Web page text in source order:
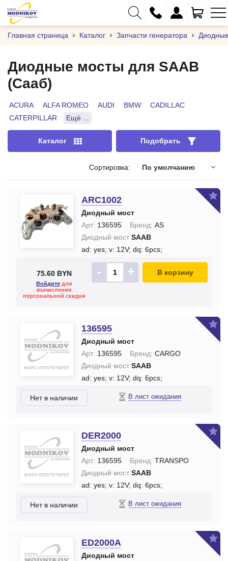
+375 (17) 373-97-09
info@modnikov.com
Главная страница Каталог Запчасти генератора
Диодные мосты для SAAB
(Сааб)
ACURA ALFA ROMEO AUDI BMW
CADILLAC
CATERPILLAR
Ещё ...
Каталог Подобрать
Сортировка: По умолчанию
ARC1002
Диодный мост
Арт: 136595 Бренд: AS
Диодный мост SAAB
ad: yes; v: 12V; dq: 6pcs;
75.60 BYN
Войдите для
вычисления
персональной скидки
- + В корзину
136595
Диодный мост
Арт: 136595 Бренд: CARGO
Диодный мост SAAB
ad: yes; v: 12V; dq: 6pcs;
Нет в наличии В лист ожидания
DER2000
Диодный мост
Арт: 136595 Бренд: TRANSPO
Диодный мост SAAB
ad: yes; v: 12V; dq: 6pcs;
Нет в наличии В лист ожидания
ED2000A
Диодный мост